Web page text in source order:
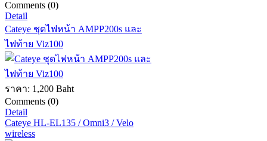
Comments (0)
Detail
Cateye ชุดไฟหน้า AMPP200s และ
ไฟท้าย Viz100
ราคา: 1,200 Baht
Comments (0)
Detail
Cateye HL-EL135 / Omni3 / Velo
wireless